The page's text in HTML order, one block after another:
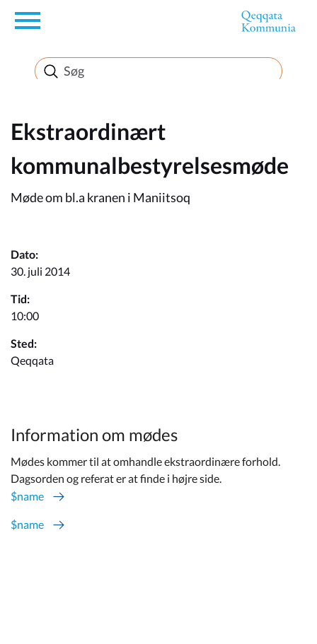
en
Borger
Erhverv
Politik
Selvbetjening
Kommuneplan
Om Kommunen
Ekstraordinært
kommunalbestyrelsesmøde
Møde om bl.a kranen i Maniitsoq
Dato:
30. juli 2014
Tid:
10:00
Sted:
Qeqqata
Information om mødes
Mødes kommer til at omhandle ekstraordinære forhold.
Dagsorden og referat er at finde i højre side.
$name
$name